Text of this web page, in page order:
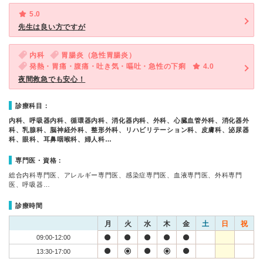
5.0
先生は良い方ですが
内科
胃腸炎（急性胃腸炎）
発熱・胃痛・腹痛・吐き気・嘔吐・急性の下痢
4.0
夜間救急でも安心！
診療科目：
内科、呼吸器内科、循環器内科、消化器内科、外科、心臓血管外科、消化器外
科、乳腺科、脳神経外科、整形外科、リハビリテーション科、皮膚科、泌尿器
科、眼科、耳鼻咽喉科、婦人科…
専門医・資格：
総合内科専門医、アレルギー専門医、感染症専門医、血液専門医、外科専門
医、呼吸器…
診療時間
月 火 水 木 金 土 日 祝
09:00-12:00
13:30-17:00